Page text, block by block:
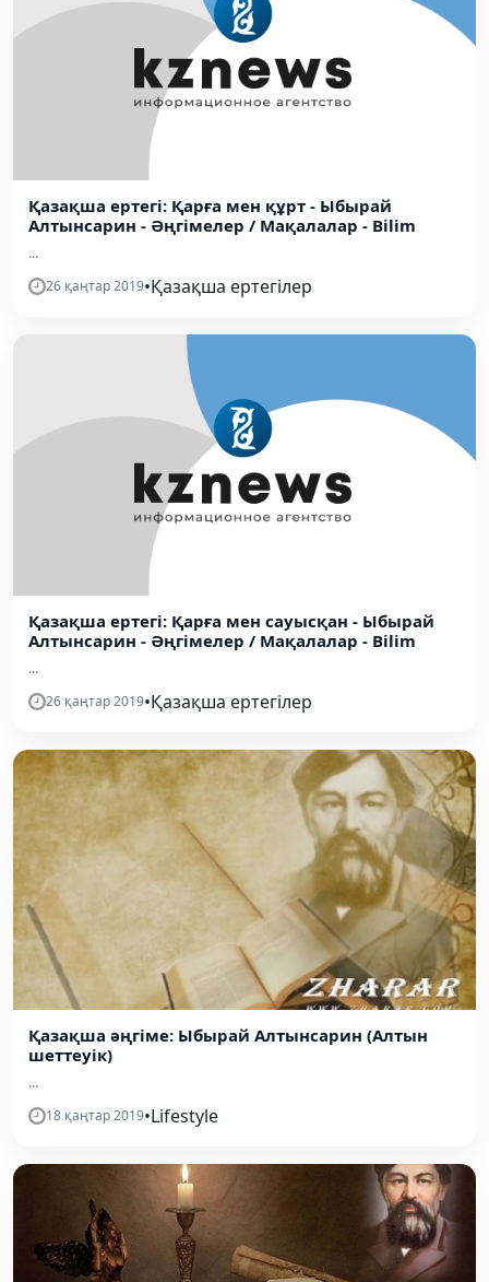
Қазақша ертегі: Қарға мен құрт - Ыбырай
Алтынсарин - Әңгімелер / Мақалалар - Bilim
...
26 қаңтар 2019•Қазақша ертегілер
Қазақша ертегі: Қарға мен сауысқан - Ыбырай
Алтынсарин - Әңгімелер / Мақалалар - Bilim
...
26 қаңтар 2019•Қазақша ертегілер
Қазақша әңгіме: Ыбырай Алтынсарин (Алтын
шеттеуік)
...
18 қаңтар 2019•Lifestyle